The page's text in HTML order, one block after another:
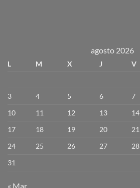
agosto 2026
L M X J V
3
4 5 6 7
10
11 12 13 14
17
18 19 20 21
24
25 26 27 28
31
« Mar